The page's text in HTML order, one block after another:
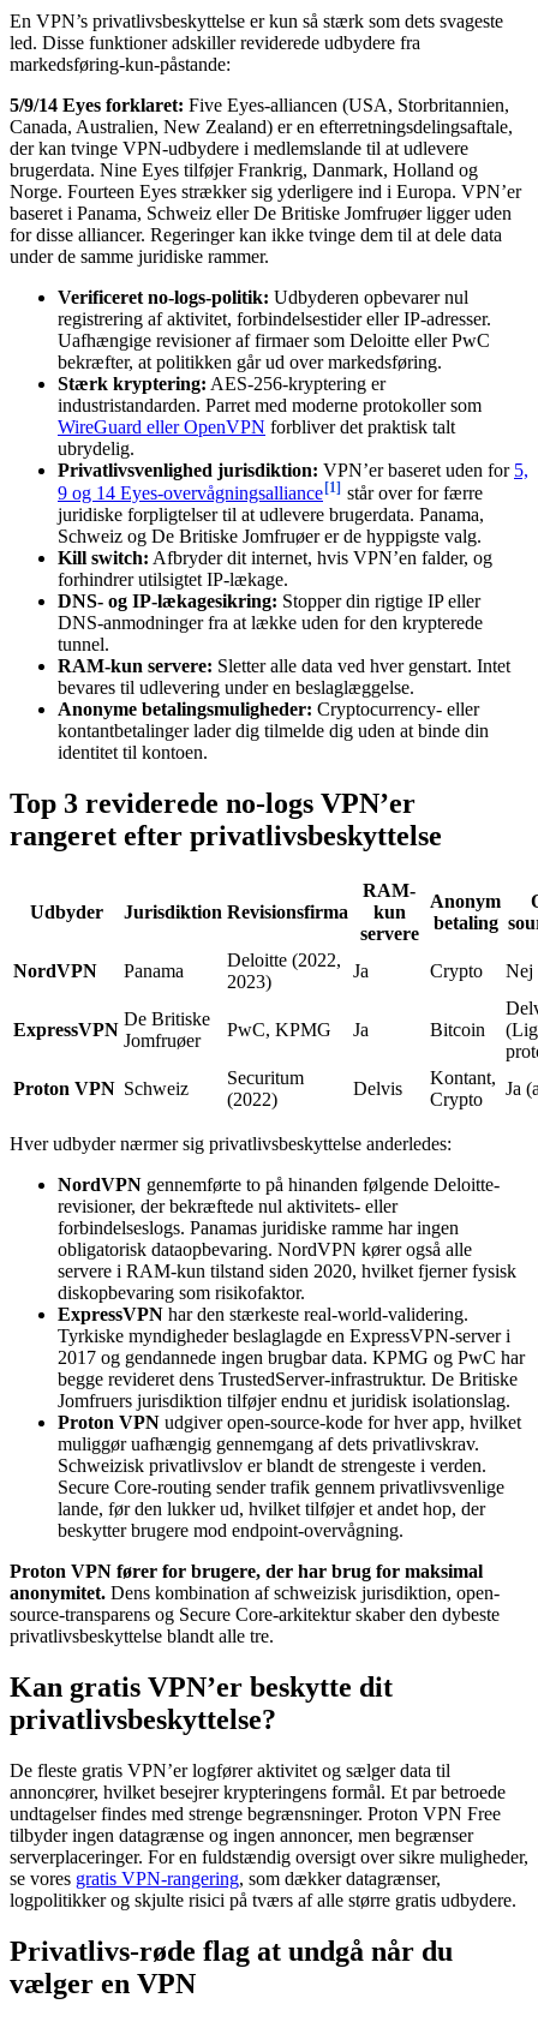
En VPN’s privatlivsbeskyttelse er kun så stærk som dets svageste
led. Disse funktioner adskiller reviderede udbydere fra
markedsføring-kun-påstande:
5/9/14 Eyes forklaret: Five Eyes-alliancen (USA, Storbritannien,
Canada, Australien, New Zealand) er en efterretningsdelingsaftale,
der kan tvinge VPN-udbydere i medlemslande til at udlevere
brugerdata. Nine Eyes tilføjer Frankrig, Danmark, Holland og
Norge. Fourteen Eyes strækker sig yderligere ind i Europa. VPN’er
baseret i Panama, Schweiz eller De Britiske Jomfruøer ligger uden
for disse alliancer. Regeringer kan ikke tvinge dem til at dele data
under de samme juridiske rammer.
Verificeret no-logs-politik: Udbyderen opbevarer nul
registrering af aktivitet, forbindelsestider eller IP-adresser.
Uafhængige revisioner af firmaer som Deloitte eller PwC
bekræfter, at politikken går ud over markedsføring.
Stærk kryptering: AES-256-kryptering er
industristandarden. Parret med moderne protokoller som
WireGuard eller OpenVPN forbliver det praktisk talt
ubrydelig.
Privatlivsvenlighed jurisdiktion: VPN’er baseret uden for 5,
9 og 14 Eyes-overvågningsalliance [1] står over for færre
juridiske forpligtelser til at udlevere brugerdata. Panama,
Schweiz og De Britiske Jomfruøer er de hyppigste valg.
Kill switch: Afbryder dit internet, hvis VPN’en falder, og
forhindrer utilsigtet IP-lækage.
DNS- og IP-lækagesikring: Stopper din rigtige IP eller
DNS-anmodninger fra at lække uden for den krypterede
tunnel.
RAM-kun servere: Sletter alle data ved hver genstart. Intet
bevares til udlevering under en beslaglæggelse.
Anonyme betalingsmuligheder: Cryptocurrency- eller
kontantbetalinger lader dig tilmelde dig uden at binde din
identitet til kontoen.
Top 3 reviderede no-logs VPN’er
rangeret efter privatlivsbeskyttelse
Udbyder Jurisdiktion Revisionsfirma
RAM-
kun
servere
Anonym
betaling
NordVPN Panama
Deloitte (2022,
2023)
Ja Crypto Nej
ExpressVPN
De Britiske
Jomfruøer
PwC, KPMG Ja Bitcoin
Proton VPN Schweiz
Securitum
(2022)
Delvis
Kontant,
Crypto
Ja
Hver udbyder nærmer sig privatlivsbeskyttelse anderledes:
NordVPN gennemførte to på hinanden følgende Deloitte-
revisioner, der bekræftede nul aktivitets- eller
forbindelseslogs. Panamas juridiske ramme har ingen
obligatorisk dataopbevaring. NordVPN kører også alle
servere i RAM-kun tilstand siden 2020, hvilket fjerner fysisk
diskopbevaring som risikofaktor.
ExpressVPN har den stærkeste real-world-validering.
Tyrkiske myndigheder beslaglagde en ExpressVPN-server i
2017 og gendannede ingen brugbar data. KPMG og PwC har
begge revideret dens TrustedServer-infrastruktur. De Britiske
Jomfruers jurisdiktion tilføjer endnu et juridisk isolationslag.
Proton VPN udgiver open-source-kode for hver app, hvilket
muliggør uafhængig gennemgang af dets privatlivskrav.
Schweizisk privatlivslov er blandt de strengeste i verden.
Secure Core-routing sender trafik gennem privatlivsvenlige
lande, før den lukker ud, hvilket tilføjer et andet hop, der
beskytter brugere mod endpoint-overvågning.
Proton VPN fører for brugere, der har brug for maksimal
anonymitet. Dens kombination af schweizisk jurisdiktion, open-
source-transparens og Secure Core-arkitektur skaber den dybeste
privatlivsbeskyttelse blandt alle tre.
Kan gratis VPN’er beskytte dit
privatlivsbeskyttelse?
De fleste gratis VPN’er logfører aktivitet og sælger data til
annoncører, hvilket besejrer krypteringens formål. Et par betroede
undtagelser findes med strenge begrænsninger. Proton VPN Free
tilbyder ingen datagrænse og ingen annoncer, men begrænser
serverplaceringer. For en fuldstændig oversigt over sikre muligheder,
se vores gratis VPN-rangering, som dækker datagrænser,
logpolitikker og skjulte risici på tværs af alle større gratis udbydere.
Privatlivs-røde flag at undgå når du
vælger en VPN